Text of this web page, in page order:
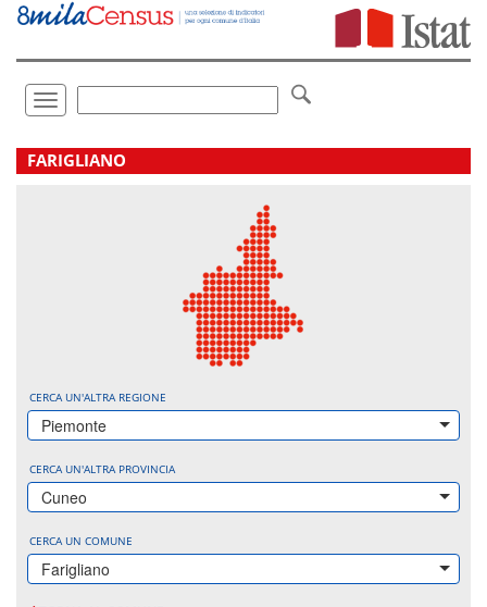
Vai
direttamente
Toggle
navigation
.
FARIGLIANO
CERCA UN'ALTRA REGIONE
Piemonte
CERCA UN'ALTRA PROVINCIA
Cuneo
CERCA UN COMUNE
Farigliano